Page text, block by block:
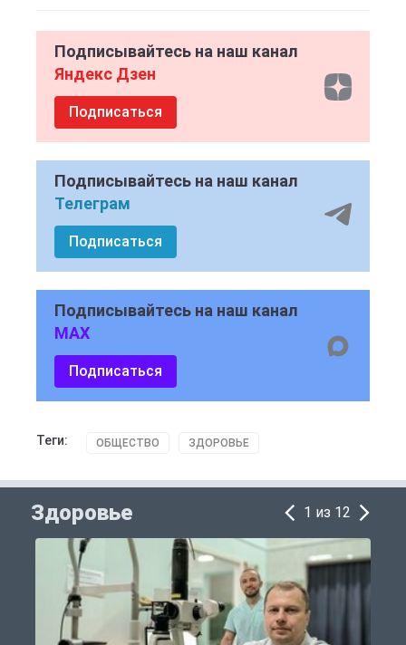
Подписывайтесь на наш канал
Яндекс Дзен
Подписаться
Подписывайтесь на наш канал
Телеграм
Подписаться
Подписывайтесь на наш канал
MAX
Подписаться
Теги: ОБЩЕСТВО ЗДОРОВЬЕ
Здоровье 1 из 12